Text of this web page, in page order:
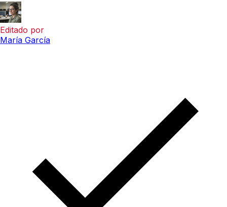
Editado por
María García